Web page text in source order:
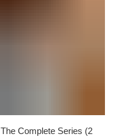
The Complete Series (2